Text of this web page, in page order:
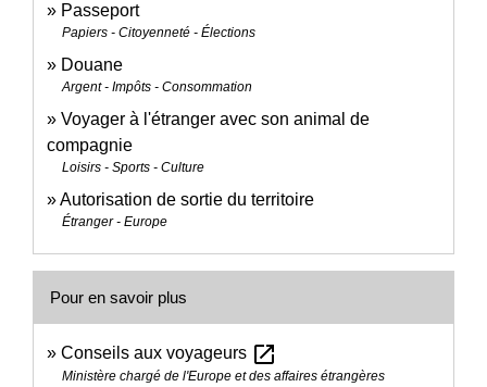
Passeport
Papiers - Citoyenneté - Élections
Douane
Argent - Impôts - Consommation
Voyager à l'étranger avec son animal de
compagnie
Loisirs - Sports - Culture
Autorisation de sortie du territoire
Étranger - Europe
Pour en savoir plus
Conseils aux voyageurs open_in_new
Ministère chargé de l'Europe et des affaires étrangères